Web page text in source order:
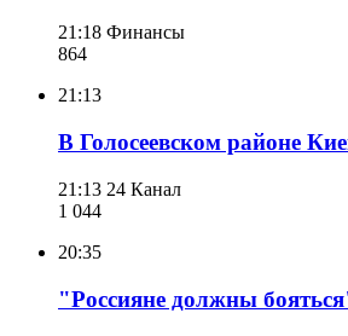
21:18 Финансы
864
21:13
В Голосеевском районе
21:13 24 Канал
1 044
20:35
"Россияне должны